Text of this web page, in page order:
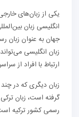
یکی از زبان‌های
انگلیسی زبان
جهان به عنوان زبان
زبان انگلیسی
ارتباط با افراد از
زبان دیگری که در
گرفته است، زبان
رسمی کشور ترکیه